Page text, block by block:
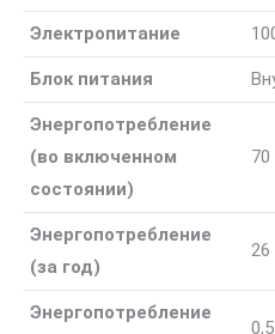
Электропитание
Блок питания
Энергопотребление
(во включенном
состоянии)
Энергопотребление
(за год)
26
Энергопотребление